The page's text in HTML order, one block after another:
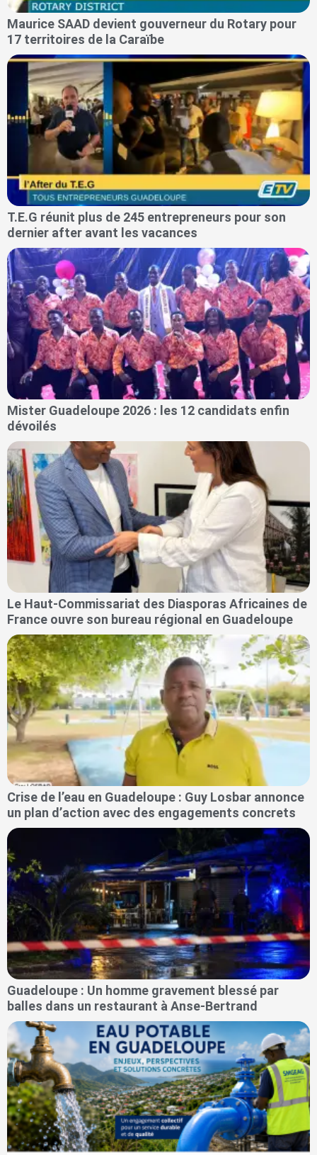
Maurice SAAD devient gouverneur du Rotary pour
17 territoires de la Caraïbe
T.E.G réunit plus de 245 entrepreneurs pour son
dernier after avant les vacances
Mister Guadeloupe 2026 : les 12 candidats enfin
dévoilés
Le Haut-Commissariat des Diasporas Africaines de
France ouvre son bureau régional en Guadeloupe
Crise de l’eau en Guadeloupe : Guy Losbar annonce
un plan d’action avec des engagements concrets
Guadeloupe : Un homme gravement blessé par
balles dans un restaurant à Anse-Bertrand